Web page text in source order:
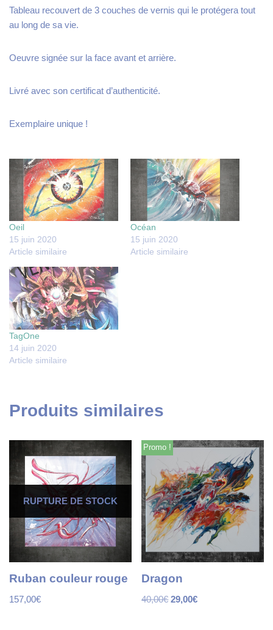
Tableau recouvert de 3 couches de vernis qui le protégera tout
au long de sa vie.
Oeuvre signée sur la face avant et arrière.
Livré avec son certificat d’authenticité.
Exemplaire unique !
Oeil
15 juin 2020
Article similaire
Océan
15 juin 2020
Article similaire
TagOne
14 juin 2020
Article similaire
Produits similaires
RUPTURE DE STOCK
Ruban couleur rouge
157,00€
Promo !
Dragon
40,00€ 29,00€